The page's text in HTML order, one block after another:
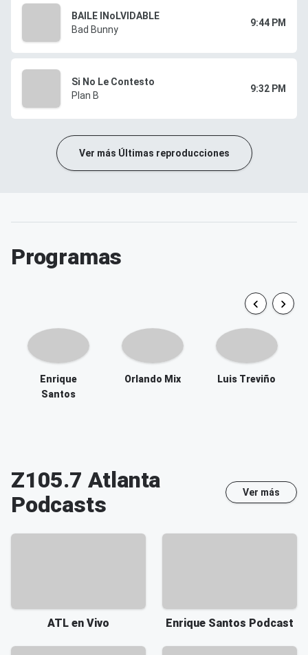
BAILE INoLVIDABLE
Bad Bunny
9:44 PM
Si No Le Contesto
Plan B
9:32 PM
Ver más Últimas reproducciones
Programas
Enrique
Santos
Orlando Mix Luis Treviño
Z105.7 Atlanta
Podcasts
Ver más
ATL en Vivo Enrique Santos Podcast